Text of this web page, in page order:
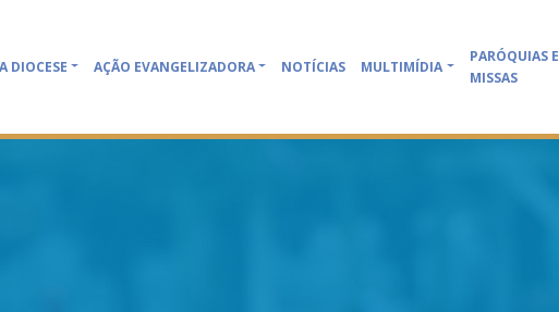
A DIOCESE AÇÃO EVANGELIZADORA NOTÍCIAS MULTIMÍDIA
PARÓQUIAS E
MISSAS